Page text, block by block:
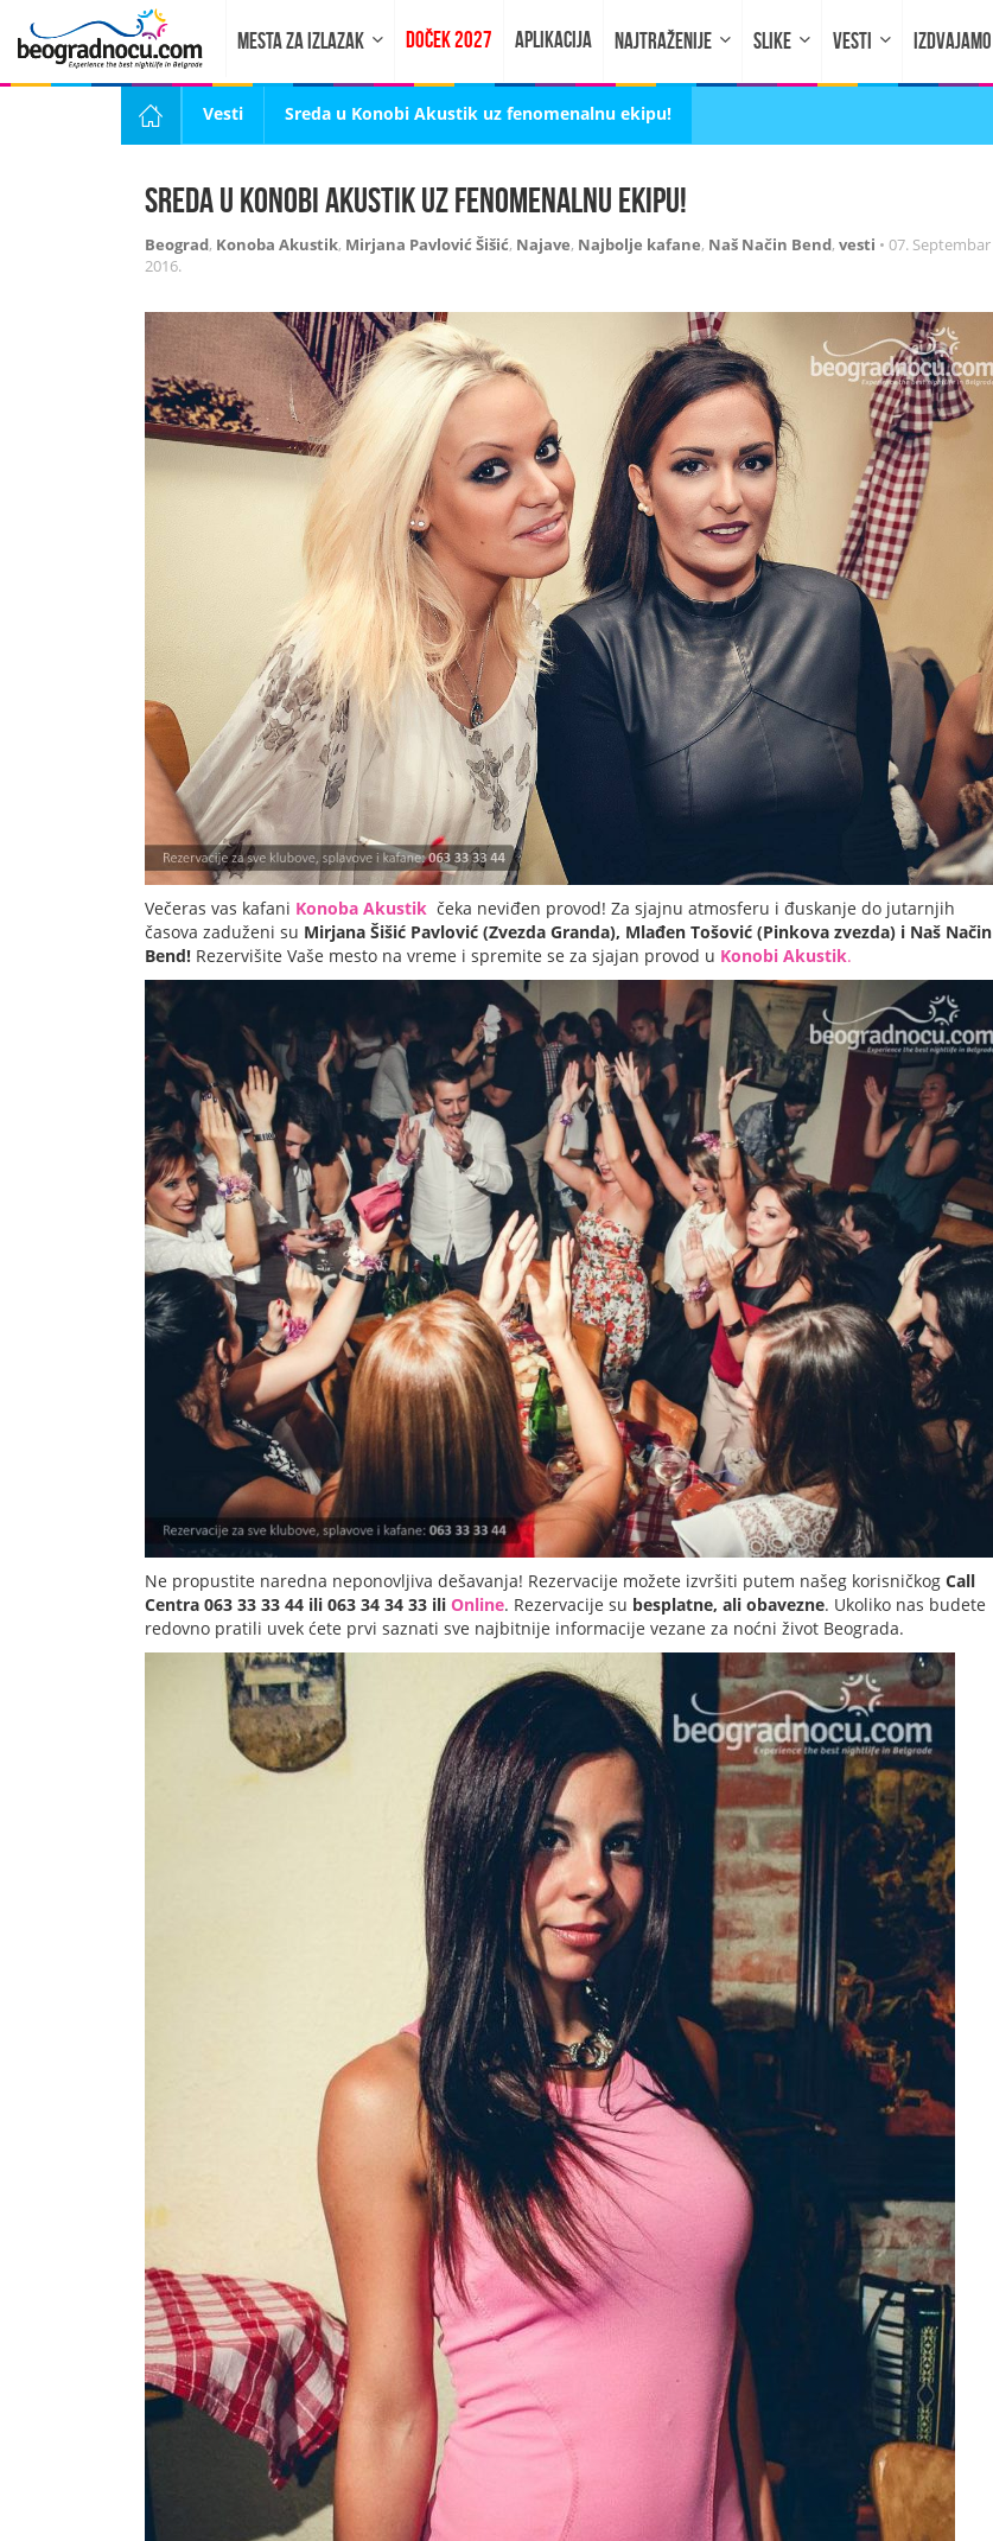
MESTA ZA IZLAZAK DOČEK 2027 APLIKACIJA NAJTRAŽENIJE SLIKE VESTI IZDVAJAMO
Vesti Sreda u Konobi Akustik uz fenomenalnu ekipu!
Sreda u Konobi Akustik uz fenomenalnu ekipu!
Beograd, Konoba Akustik, Mirjana Pavlović Šišić, Najave, Najbolje kafane, Naš Način Bend, vesti • 07. Septembar
2016.
Večeras vas kafani Konoba Akustik čeka neviđen provod! Za sjajnu atmosferu i đuskanje do jutarnjih
časova zaduženi su Mirjana Šišić Pavlović (Zvezda Granda), Mlađen Tošović (Pinkova zvezda) i Naš Način
Bend! Rezervišite Vaše mesto na vreme i spremite se za sjajan provod u Konobi Akustik.
Ne propustite naredna neponovljiva dešavanja! Rezervacije možete izvršiti putem našeg korisničkog Call
Centra 063 33 33 44 ili 063 34 34 33 ili Online. Rezervacije su besplatne, ali obavezne. Ukoliko nas budete
redovno pratili uvek ćete prvi saznati sve najbitnije informacije vezane za noćni život Beograda.